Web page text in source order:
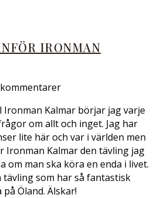
IRONMAN
Ironman Kalmar börjar jag varje
om allt och inget. Jag har
lite här och var i världen men
Ironman Kalmar den tävling jag
om man ska köra en enda i livet.
som har så fantastisk
Öland. Älskar!